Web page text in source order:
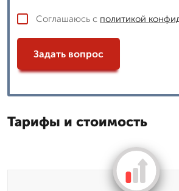
Соглашаюсь с политикой
Задать вопрос
Тарифы и стоимость